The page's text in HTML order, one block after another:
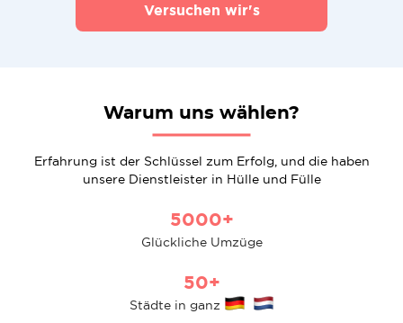
Versuchen wir's
Warum uns wählen?
Erfahrung ist der Schlüssel zum Erfolg, und die haben
unsere Dienstleister in Hülle und Fülle
5000+
Glückliche Umzüge
50+
Städte in ganz